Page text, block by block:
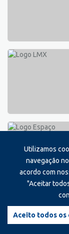
Utilizamos
navegação
acordo com
"Aceitar
Aceito todos os